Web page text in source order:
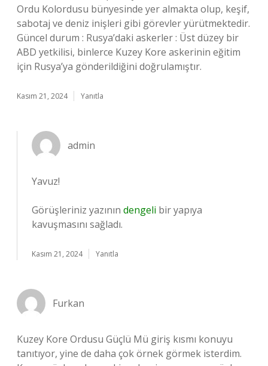
Ordu Kolordusu bünyesinde yer almakta olup, keşif,
sabotaj ve deniz inişleri gibi görevler yürütmektedir.
Güncel durum : Rusya’daki askerler : Üst düzey bir
ABD yetkilisi, binlerce Kuzey Kore askerinin eğitim
için Rusya’ya gönderildiğini doğrulamıştır.
Kasım 21, 2024 Yanıtla
admin
Yavuz!
Görüşleriniz yazının dengeli bir yapıya
kavuşmasını sağladı.
Kasım 21, 2024 Yanıtla
Furkan
Kuzey Kore Ordusu Güçlü Mü giriş kısmı konuyu
tanıtıyor, yine de daha çok örnek görmek isterdim.